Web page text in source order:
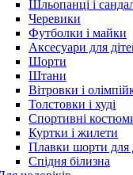
Шльопанці і
Черевики
Футболки і майки
Аксесуари для
Шорти
Штани
Вітровки і
Толстовки і худі
Спортивні
Куртки і жилети
Плавки шорти для
Спідня білизна